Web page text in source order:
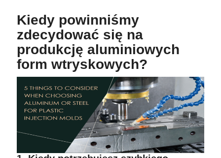
Kiedy powinniśmy
zdecydować się na
produkcję aluminiowych
form wtryskowych?